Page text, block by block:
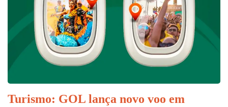
Turismo: GOL lança novo voo em